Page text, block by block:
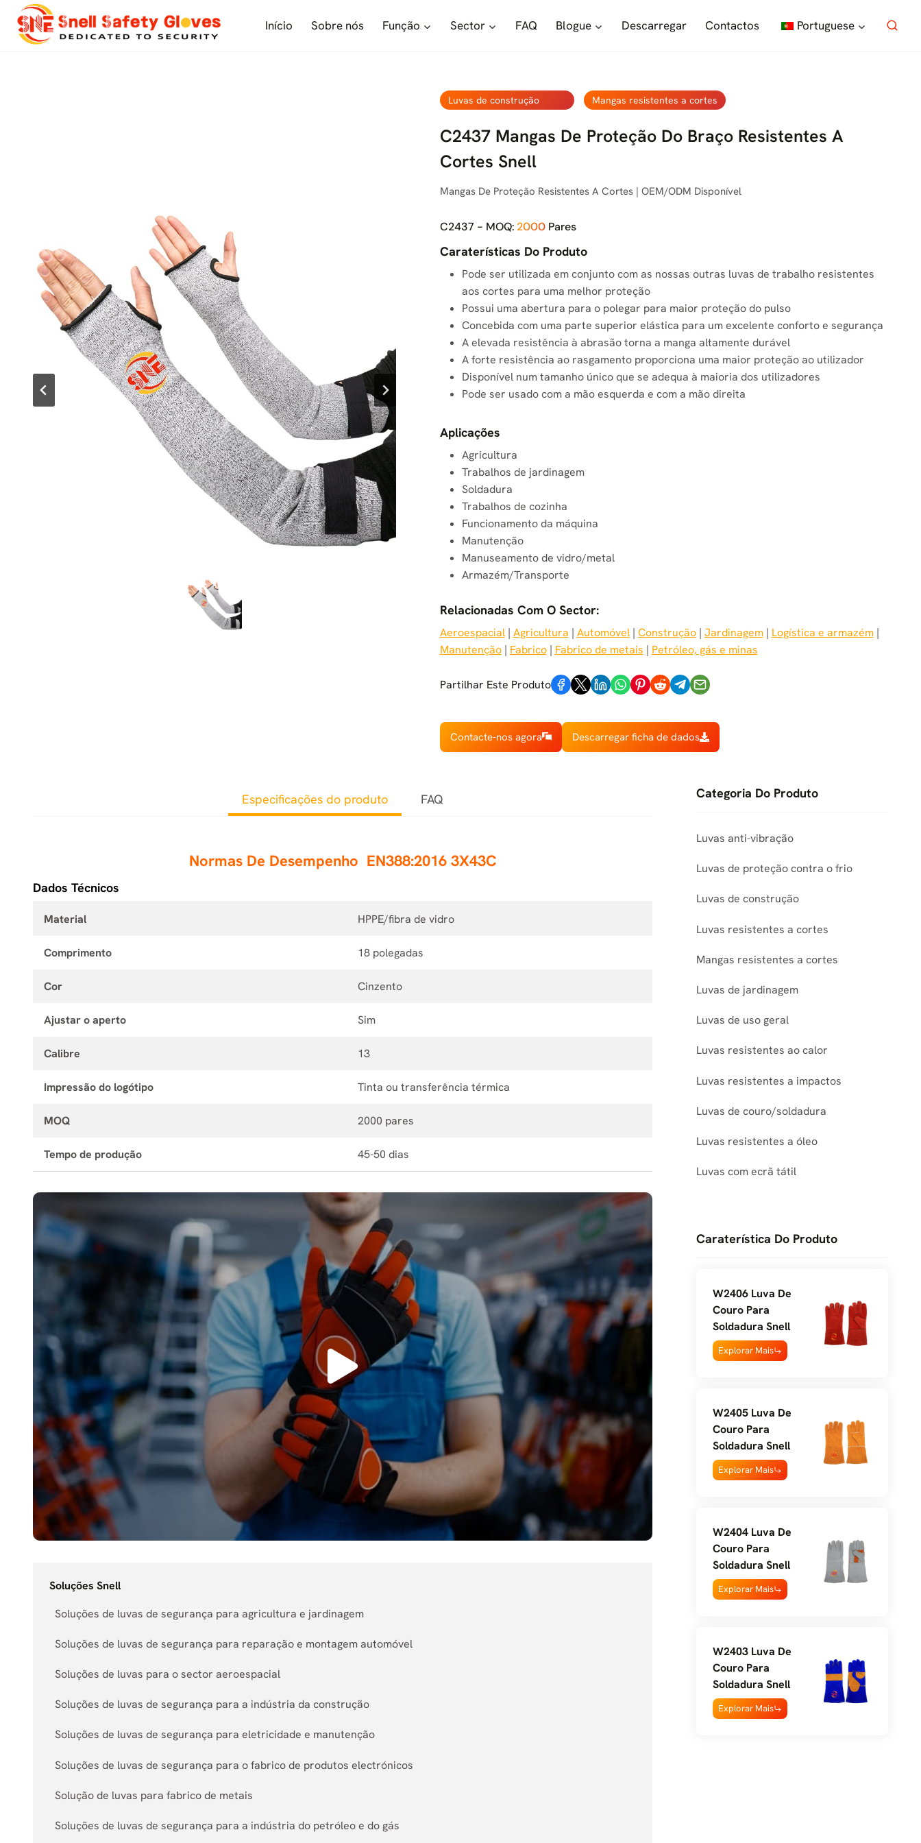
content
Início Sobre nós Função Sector FAQ Blogue Descarregar Contactos Portuguese
Luvas de construção Mangas resistentes a cortes
C2437 Mangas De Proteção Do Braço Resistentes A
Cortes Snell
Mangas De Proteção Resistentes A Cortes | OEM/ODM Disponível
C2437 - MOQ: 2000 Pares
Caraterísticas Do Produto
Pode ser utilizada em conjunto com as nossas outras luvas de trabalho resistentes
aos cortes para uma melhor proteção
Possui uma abertura para o polegar para maior proteção do pulso
Concebida com uma parte superior elástica para um excelente conforto e segurança
A elevada resistência à abrasão torna a manga altamente durável
A forte resistência ao rasgamento proporciona uma maior proteção ao utilizador
Disponível num tamanho único que se adequa à maioria dos utilizadores
Pode ser usado com a mão esquerda e com a mão direita
Aplicações
Agricultura
Trabalhos de jardinagem
Soldadura
Trabalhos de cozinha
Funcionamento da máquina
Manutenção
Manuseamento de vidro/metal
Armazém/Transporte
Relacionadas Com O Sector:
Aeroespacial | Agricultura | Automóvel | Construção | Jardinagem | Logística e armazém
Manutenção | Fabrico | Fabrico de metais | Petróleo, gás e minas
Partilhar Este Produto
Contacte-nos agora Descarregar ficha de dados
Especificações do produto FAQ
Normas De Desempenho EN388:2016 3X43C
Dados Técnicos
Material HPPE/fibra de vidro
Comprimento 18 polegadas
Cor Cinzento
Ajustar o aperto Sim
Calibre 13
Impressão do logótipo Tinta ou transferência térmica
MOQ 2000 pares
Tempo de produção 45-50 dias
Soluções Snell
Soluções de luvas de segurança para agricultura e jardinagem
Soluções de luvas de segurança para reparação e montagem automóvel
Soluções de luvas para o sector aeroespacial
Soluções de luvas de segurança para a indústria da construção
Soluções de luvas de segurança para eletricidade e manutenção
Soluções de luvas de segurança para o fabrico de produtos electrónicos
Solução de luvas para fabrico de metais
Soluções de luvas de segurança para a indústria do petróleo e do gás
Categoria Do Produto
Luvas anti-vibração
Luvas de proteção contra o frio
Luvas de construção
Luvas resistentes a cortes
Mangas resistentes a cortes
Luvas de jardinagem
Luvas de uso geral
Luvas resistentes ao calor
Luvas resistentes a impactos
Luvas de couro/soldadura
Luvas resistentes a óleo
Luvas com ecrã tátil
Caraterística Do Produto
W2406 Luva De
Couro Para
Soldadura Snell
Explorar Mais
W2405 Luva De
Couro Para
Soldadura Snell
Explorar Mais
W2404 Luva De
Couro Para
Soldadura Snell
Explorar Mais
W2403 Luva De
Couro Para
Soldadura Snell
Explorar Mais